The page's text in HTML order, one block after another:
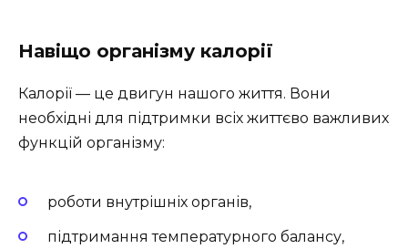
Навіщо організму калорії
Калорії — це двигун нашого життя. Вони
необхідні для підтримки всіх життєво важливих
функцій організму:
роботи внутрішніх органів,
підтримання температурного балансу,